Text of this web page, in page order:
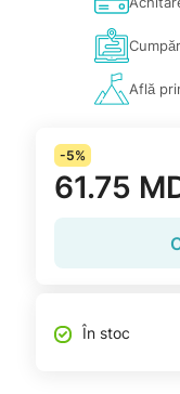
Află
-5%
61.75
În stoc